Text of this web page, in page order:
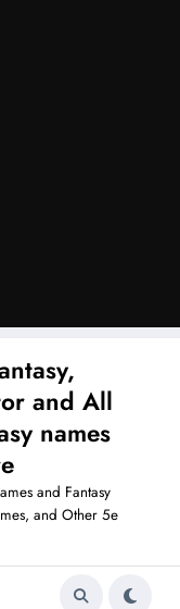
and All
names
and Fantasy
and Other 5e